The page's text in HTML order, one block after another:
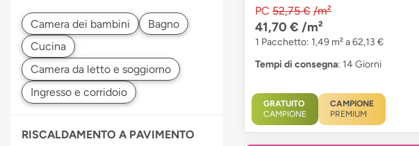
RISCALDAMENTO A PAVIMENTO
PC 52,75 € /m²
41,70 € /m²
1 Pacchetto: 1,49 m² a 62,13 €
Tempi di consegna: 14 Giorni
GRATUITO
CAMPIONE
CAMPIONE
PREMIUM